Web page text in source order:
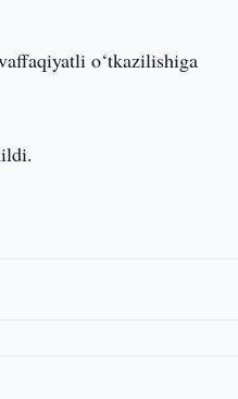
o‘tkazilishiga